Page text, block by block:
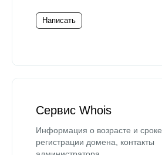
Написать
Сервис Whois
Информация о возрасте и сроке
регистрации домена, контакты